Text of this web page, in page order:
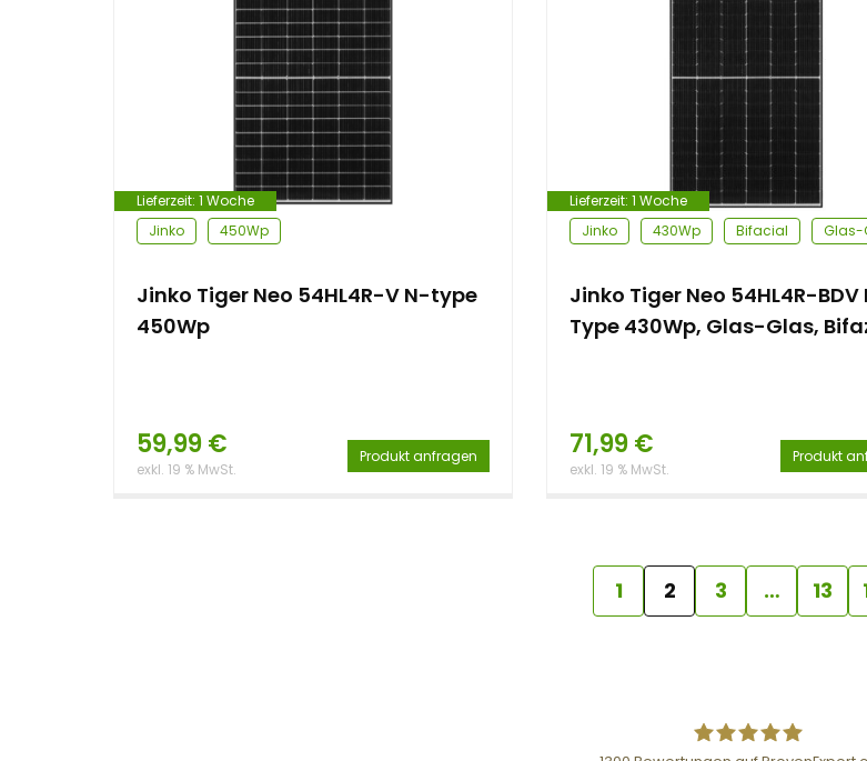
Lieferzeit: 1 Woche
Jinko
450Wp
Jinko Tiger Neo 54HL4R-V N-type
450Wp
59,99€
exkl. 19 % MwSt.
Produkt anfragen
Lieferzeit: 1 Woche
Jinko
430Wp Bifacial Glas-
Jinko Tiger Neo 54HL4R-BDV
Type 430Wp, Glas-Glas,
71,99€
exkl. 19 % MwSt.
Produkt
1 2 3 … 13